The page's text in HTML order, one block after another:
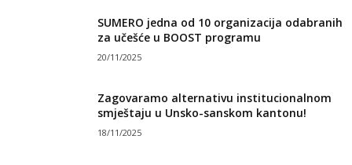
SUMERO jedna od 10 organizacija odabranih
za učešće u BOOST programu
20/11/2025
Zagovaramo alternativu institucionalnom
smještaju u Unsko-sanskom kantonu!
18/11/2025